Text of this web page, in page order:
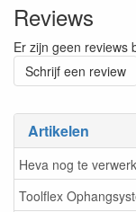
Artikelen
Heva nog te
Toolflex
Reviews
Er zijn geen reviews
Schrijf een review